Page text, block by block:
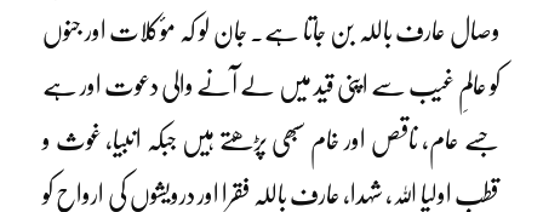
وصال عارف باللہ بن جاتا ہے۔ جان لو کہ مؤکلات اور جنوں
کو عالمِ غیب سے اپنی قید میں لے آنے والی دعوت اور ہے
جسے عام، ناقص اور خام سبھی پڑھتے ہیں جبکہ انبیا، غوث و
قطب اولیا اللہ، شہدا، عارف باللہ فقرا اور درویشوں کی ارواح کو